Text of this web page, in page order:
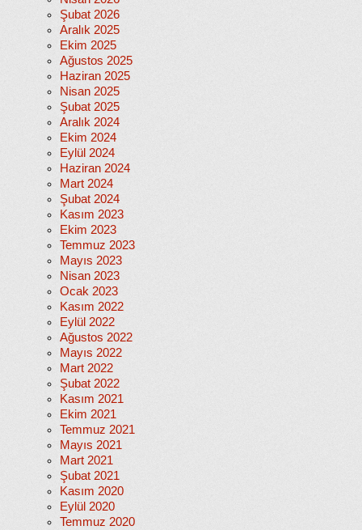
Şubat 2026
Aralık 2025
Ekim 2025
Ağustos 2025
Haziran 2025
Nisan 2025
Şubat 2025
Aralık 2024
Ekim 2024
Eylül 2024
Haziran 2024
Mart 2024
Şubat 2024
Kasım 2023
Ekim 2023
Temmuz 2023
Mayıs 2023
Nisan 2023
Ocak 2023
Kasım 2022
Eylül 2022
Ağustos 2022
Mayıs 2022
Mart 2022
Şubat 2022
Kasım 2021
Ekim 2021
Temmuz 2021
Mayıs 2021
Mart 2021
Şubat 2021
Kasım 2020
Eylül 2020
Temmuz 2020